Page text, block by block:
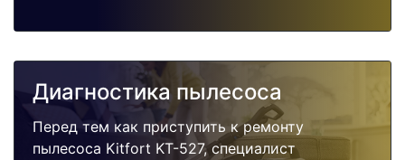
Диагностика пылесоса
Перед тем как приступить к ремонту
пылесоса Kitfort KT-527, специалист